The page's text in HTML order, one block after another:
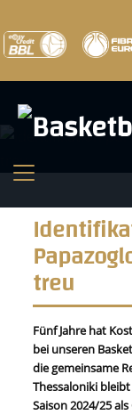
treu
Fünf Jahre hat
bei unseren
die gemeinsame
Thessaloniki
Saison 2024/25